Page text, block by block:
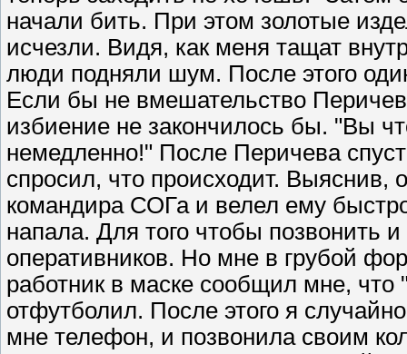
начали бить. При этом золотые
исчезли. Видя, как меня тащат
люди подняли шум. После этого
Если бы не вмешательство
избиение не закончилось бы. "Вы
немедленно!" После Перичева
спросил, что происходит. Выяснив,
командира СОГа и велел ему
напала. Для того чтобы позвонить
оперативников. Но мне в грубой
работник в маске сообщил мне, что
отфутболил. После этого я
мне телефон, и позвонила своим